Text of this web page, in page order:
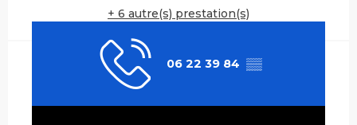
+ 6 autre(s) prestation(s)
06 22 39 84 ▒▒